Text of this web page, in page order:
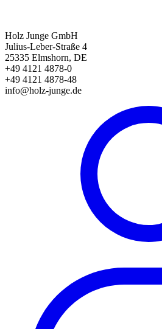
Holz Junge GmbH
Julius-Leber-Straße 4
25335 Elmshorn, DE
+49 4121 4878-0
+49 4121 4878-48
info@holz-junge.de